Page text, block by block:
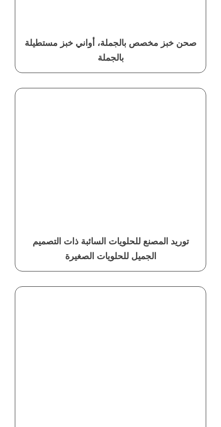
صحن خبز مخصص بالجملة، أواني خبز مستطيلة
بالجملة
توريد المصنع للحلويات السائبة ذات التصميم
الجميل للحلويات الصغيرة